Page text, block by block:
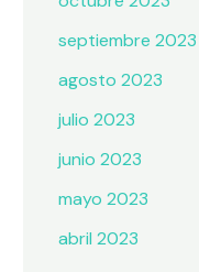
septiembre 2023
agosto 2023
julio 2023
junio 2023
mayo 2023
abril 2023